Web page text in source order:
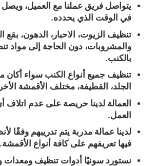
يتواصل فريق عملنا مع العميل،
في الوقت الذي يحدده.
تنظيف الزيوت، الاحبار، الدهون، بقع
والمشروبات، دون الحاجة إلى مواد
بالكنب.
تنظيف جميع أنواع الكنب سواء أكان
الجلد، القطيفة، مختلف الأقمشة
العمالة لدينا حريصة على عدم اتلاف
العمل.
لدينا عمالة مدربة يتم تدريبهم وفقًا
فيها تعريفهم على كافة أنواع الأقمشة.
نستورد سونيًا أدوات تنظيف ومعدات